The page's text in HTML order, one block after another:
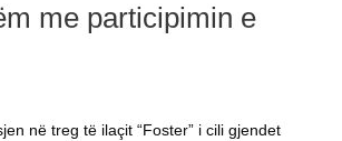
me participimin e
në treg të ilaçit “Foster” i cili gjendet